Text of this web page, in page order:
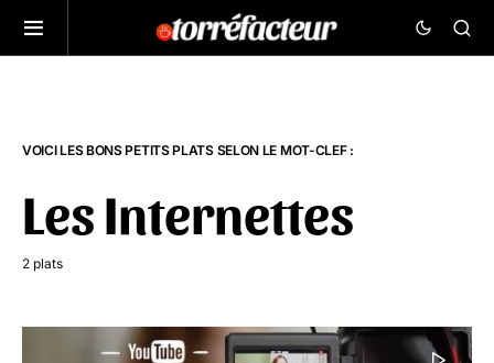
VOICI LES BONS PETITS PLATS SELON LE MOT-CLEF :
Les Internettes
2 plats